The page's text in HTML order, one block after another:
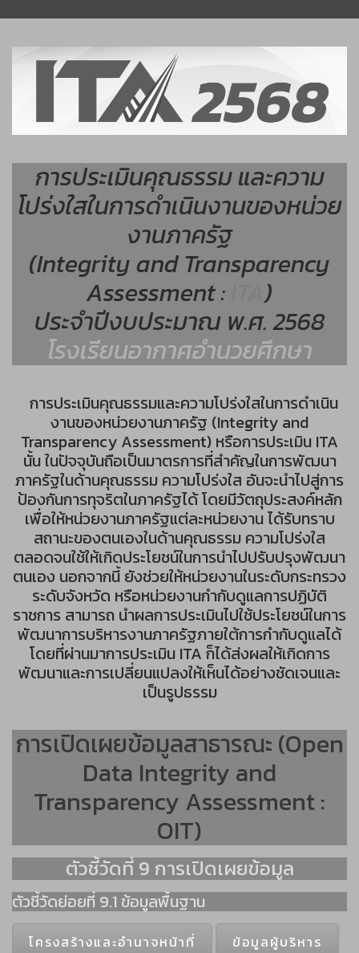
การประเมินคุณธรรม และความ
โปร่งใสในการดำเนินงานของหน่วย
งานภาครัฐ
(Integrity and Transparency
Assessment :
ITA)
ประจำปีงบประมาณ พ.ศ. 2568
โรงเรียนอากาศอำนวยศึกษา
การประเมินคุณธรรมและความโปร่งใสในการดำเนิน
งานของหน่วยงานภาครัฐ (Integrity and
Transparency Assessment) หรือการประเมิน ITA
นั้น ในปัจจุบันถือเป็นมาตรการที่สำคัญในการพัฒนา
ภาครัฐในด้านคุณธรรม ความโปร่งใส อันจะนำไปสู่การ
ป้องกันการทุจริตในภาครัฐได้ โดยมีวัตถุประสงค์หลัก
เพื่อให้หน่วยงานภาครัฐแต่ละหน่วยงาน ได้รับทราบ
สถานะของตนเองในด้านคุณธรรม ความโปร่งใส
ตลอดจนใช้ให้เกิดประโยชน์ในการนำไปปรับปรุงพัฒนา
ตนเอง นอกจากนี้ ยังช่วยให้หน่วยงานในระดับกระทรวง
ระดับจังหวัด หรือหน่วยงานกำกับดูแลการปฏิบัติ
ราชการ สามารถ นำผลการประเมินไปใช้ประโยชน์ในการ
พัฒนาการบริหารงานภาครัฐภายใต้การกำกับดูแลได้
โดยที่ผ่านมาการประเมิน ITA ก็ได้ส่งผลให้เกิดการ
พัฒนาและการเปลี่ยนแปลงให้เห็นได้อย่างชัดเจนและ
เป็นรูปธรรม
การเปิดเผยข้อมูลสาธารณะ (Open
Data Integrity and
Transparency Assessment :
OIT)
ตัวชี้วัดที่ 9 การเปิดเผยข้อมูล
ตัวชี้วัดย่อยที่ 9.1 ข้อมูลพื้นฐาน
โครงสร้างและอํานาจหน้าที่ ข้อมูลผู้บริหาร